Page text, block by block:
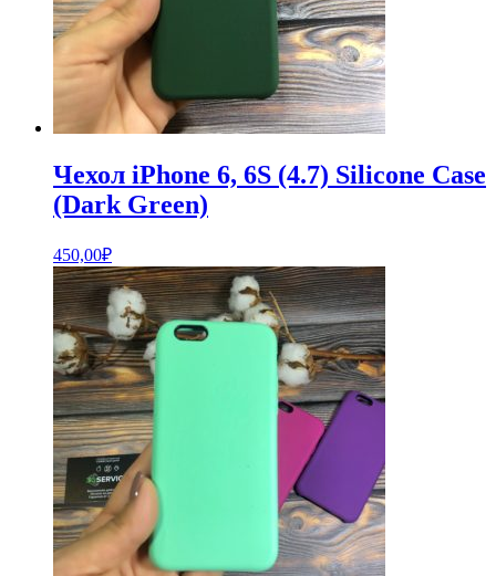
Чехол iPhone 6, 6S (4.7) Silicone Case
(Dark Green)
450,00₽